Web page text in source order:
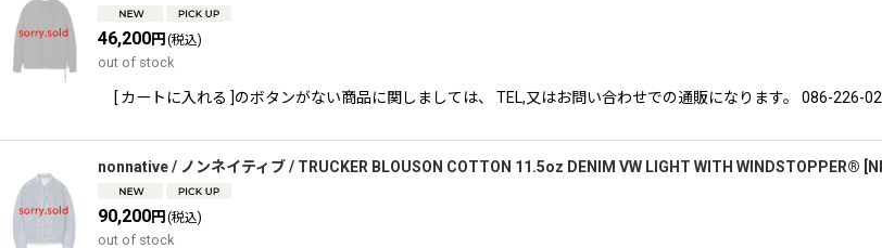
46,200円 (税込)
out of stock
[ カートに入れる ]のボタンがない商品に関しましては、 TEL,又はお問い合わせでの通販になります。 086-226-
nonnative / ノンネイティブ / TRUCKER BLOUSON COTTON 11.5oz DENIM VW LIGHT WITH WINDSTOPPER®
90,200円 (税込)
out of stock